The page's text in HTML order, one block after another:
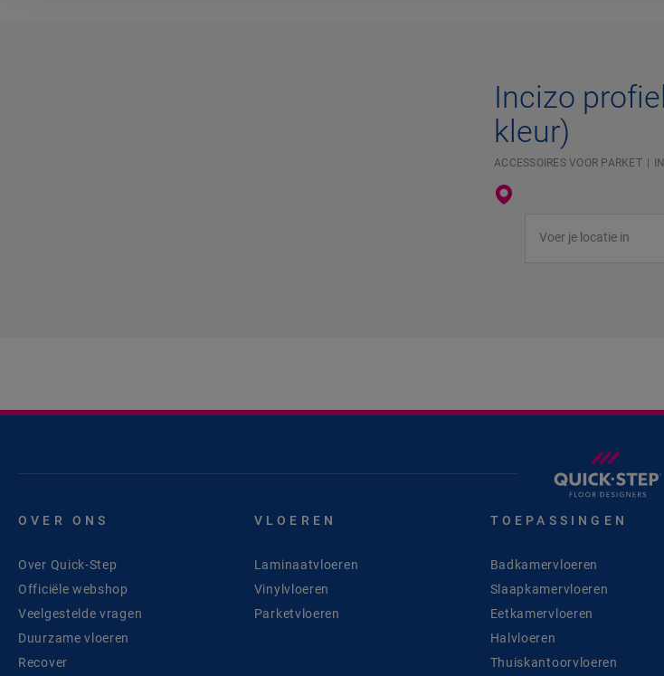
Incizo
kleur)
ACCESSOIRES VOOR PARKET
OVER ONS
Over Quick-Step
Officiële webshop
Veelgestelde vragen
Duurzame vloeren
Recover
VLOEREN
Laminaatvloeren
Vinylvloeren
Parketvloeren
TOEPASSINGEN
Badkamervloeren
Slaapkamervloeren
Eetkamervloeren
Halvloeren
Thuiskantoorvloeren